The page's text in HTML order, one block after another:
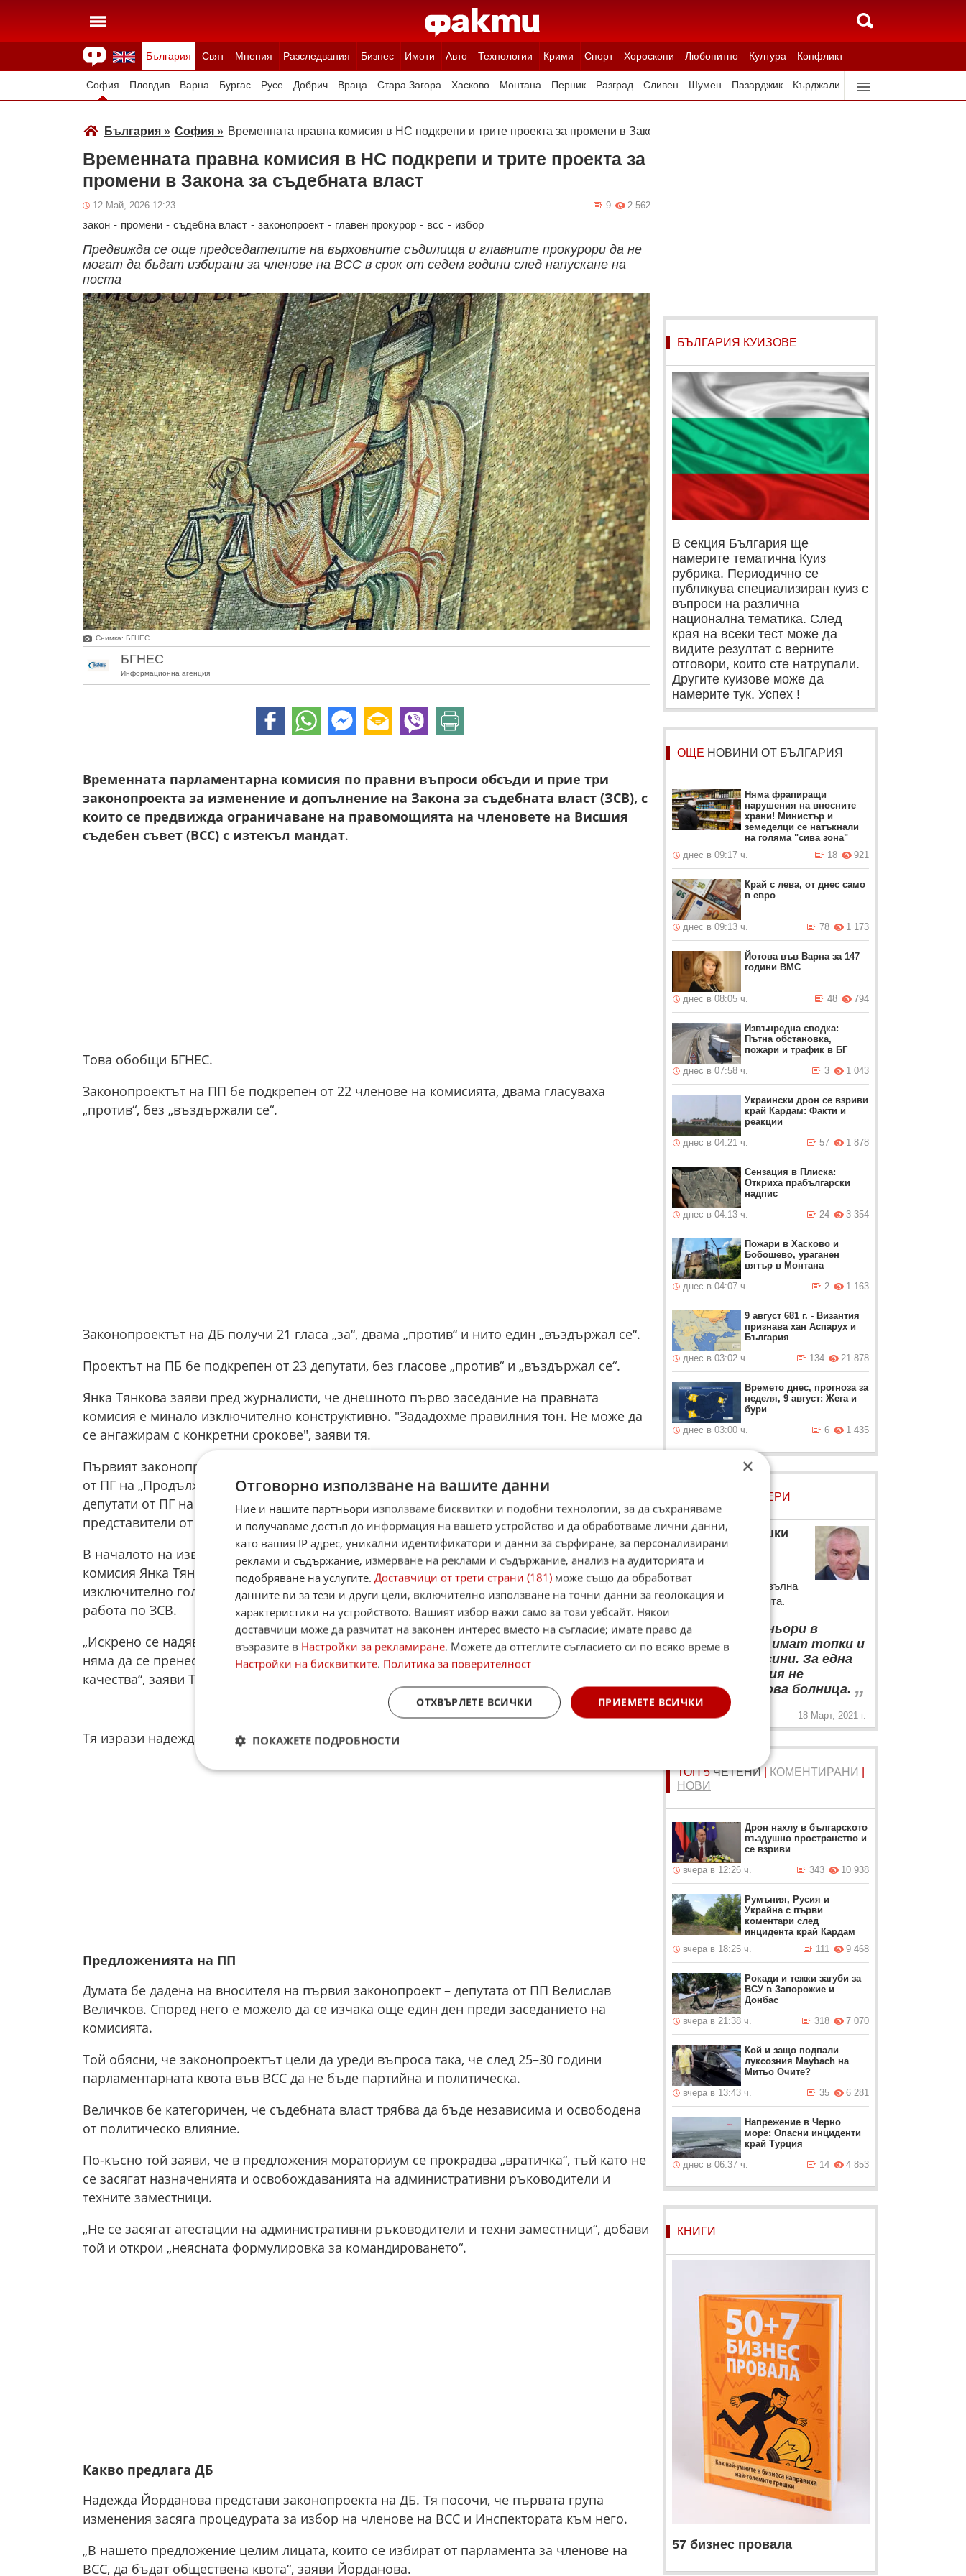
България Свят Мнения Разследвания Бизнес Имоти Авто Технологии Крими Спорт Хороскопи Любопитно Култура Конфликт
Здраве Времето Анкети Вицове Куизове
София Пловдив Варна Бургас Русе Добрич Враца Стара Загора Хасково Монтана Перник Разград Сливен Шумен Пазарджик Кърджали
България» София» Временната правна комисия в НС подкрепи и трите проекта за промени в Закона за съдебната власт
Временната правна комисия в НС подкрепи и трите проекта за
промени в Закона за съдебната власт
12 Май, 2026 12:23 2 562
9
закон - промени - съдебна власт - законопроект - главен прокурор - всс - избор
Предвижда се още председателите на върховните съдилища и главните прокурори да не
могат да бъдат избирани за членове на ВСС в срок от седем години след напускане на
поста
Снимка: БГНЕС
БГНЕС
Информационна агенция
Временната парламентарна комисия по правни въпроси обсъди и прие три
законопроекта за изменение и допълнение на Закона за съдебната власт (ЗСВ), с
които се предвижда ограничаване на правомощията на членовете на Висшия
съдебен съвет (ВСС) с изтекъл мандат.
Това обобщи БГНЕС.
Законопроектът на ПП бе подкрепен от 22 членове на комисията, двама гласуваха
„против“, без „въздържали се“.
Законопроектът на ДБ получи 21 гласа „за“, двама „против“ и нито един „въздържал се“.
Проектът на ПБ бе подкрепен от 23 депутати, без гласове „против“ и „въздържал се“.
Янка Тянкова заяви пред журналисти, че днешното първо заседание на правната
комисия е минало изключително конструктивно. "Зададохме правилния тон. Не може да
се ангажирам с конкретни срокове", заяви тя.
Първият законопроект е внесен от Велислав Величков и група народни представители
от ПГ на „Продължаваме промяната“ (ПП). Вторият е внесен от Надежда Йорданова и
депутати от ПГ на „Демократична България“ (ДБ), а третият – от Олга Борисова и народни
представители от ПГ на „Прогресивна България“ (ПБ).
В началото на извънредното заседание председателят на временната парламентарна
комисия Янка Тянкова заяви, че очакванията към народните представители са
изключително големи. Тя подчерта, че е сериозно предизвикателство да започваш
работа по ЗСВ.
„Искрено се надявам, че политическото говорене, което беше в Народното събрание,
няма да се пренесе в тази комисия и ще отстъпи място на нормалния тон и нравствени
качества“, заяви Тянкова.
Тя изрази надежда тонът на работа в комисията да бъде пренесен и в пленарната зала.
Предложенията на ПП
Думата бе дадена на вносителя на първия законопроект – депутата от ПП Велислав
Величков. Според него е можело да се изчака още един ден преди заседанието на
комисията.
Той обясни, че законопроектът цели да уреди въпроса така, че след 25–30 години
парламентарната квота във ВСС да не бъде партийна и политическа.
Величков бе категоричен, че съдебната власт трябва да бъде независима и освободена
от политическо влияние.
По-късно той заяви, че в предложения мораториум се прокрадва „вратичка“, тъй като не
се засягат назначенията и освобождаванията на административни ръководители и
техните заместници.
„Не се засягат атестации на административни ръководители и техни заместници“, добави
той и открои „неясната формулировка за командироването“.
Какво предлага ДБ
Надежда Йорданова представи законопроекта на ДБ. Тя посочи, че първата група
изменения засяга процедурата за избор на членове на ВСС и Инспектората към него.
„В нашето предложение целим лицата, които се избират от парламента за членове на
ВСС, да бъдат обществена квота“, заяви Йорданова.
БЪЛГАРИЯ КУИЗОВЕ
В секция България ще
намерите тематична Куиз
рубрика. Периодично се
публикува специализиран куиз с
въпроси на различна
национална тематика. След
края на всеки тест може да
видите резултат с верните
отговори, които сте натрупали.
Другите куизове може да
намерите тук. Успех !
ОЩЕ НОВИНИ ОТ БЪЛГАРИЯ
Няма фрапиращи
нарушения на вносните
храни! Министър и
земеделци се натъкнали
на голяма "сива зона"
днес в 09:17 ч.
921
18
Край с лева, от днес само
в евро
днес в 09:13 ч. 1 173
78
Йотова във Варна за 147
години ВМС
днес в 08:05 ч. 794
48
Извънредна сводка:
Пътна обстановка,
пожари и трафик в БГ
днес в 07:58 ч.
1 043
3
Украински дрон се взриви
край Кардам: Факти и
реакции
днес в 04:21 ч.
1 878
57
Сензация в Плиска:
Откриха прабългарски
надпис
днес в 04:13 ч.
3 354
24
Пожари в Хасково и
Бобошево, ураганен
вятър в Монтана
днес в 04:07 ч.
1 163
2
9 август 681 г. - Византия
признава хан Аспарух и
България
днес в 03:02 ч.
21 878
134
Времето днес, прогноза за
неделя, 9 август: Жега и
бури
днес в 03:00 ч.
1 435
6
ЛОВЦИ НА БИСЕРИ
Веселин Марешки
Лидерът на ВОЛЯ
коментира третата вълна
от COVID пандемията.
“ Имаме партньори в
Европа, които имат топки и
осигуриха ваксини. За една
година пандемия не
построихме нова болница. „
18 Март, 2021 г.
ТОП 5ЧЕТЕНИ| КОМЕНТИРАНИ
НОВИ
Дрон нахлу в българското
въздушно пространство и
се взриви
вчера в 12:26 ч.
10 938
343
Румъния, Русия и
Украйна с първи
коментари след
инцидента край Кардам
вчера в 18:25 ч.
9 468
111
Рокади и тежки загуби за
ВСУ в Запорожие и
Донбас
вчера в 21:38 ч.
7 070
318
Кой и защо подпали
луксозния Maybach на
Митьо Очите?
вчера в 13:43 ч.
6 281
35
Напрежение в Черно
море: Опасни инциденти
край Турция
днес в 06:37 ч.
4 853
14
КНИГИ
57 бизнес провала
×
Отговорно използване на вашите данни
Ние и нашите партньори използваме бисквитки и подобни технологии, за да съхраняваме
и получаваме достъп до информация на вашето устройство и да обработваме лични данни,
като вашия IP адрес, уникални идентификатори и данни за сърфиране, за персонализирани
реклами и съдържание, измерване на реклами и съдържание, анализ на аудиторията и
подобряване на услугите. Доставчици от трети страни (181) може също да обработват
данните ви за тези и други цели, включително използване на точни данни за геолокация и
характеристики на устройството. Вашият избор важи само за този уебсайт. Някои
доставчици може да разчитат на законен интерес вместо на съгласие; имате право да
възразите в Настройки за рекламиране. Можете да оттеглите съгласието си по всяко време в
Настройки на бисквитките. Политика за поверителност
ПРИЕМЕТЕ ВСИЧКИ
ОТХВЪРЛЕТЕ ВСИЧКИ
ПОКАЖЕТЕ ПОДРОБНОСТИ